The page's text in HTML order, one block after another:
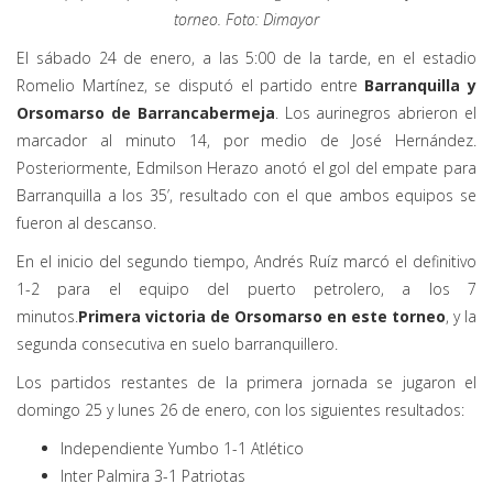
torneo. Foto: Dimayor
El sábado 24 de enero, a las 5:00 de la tarde, en el estadio
Romelio Martínez, se disputó el partido entre Barranquilla y
Orsomarso de Barrancabermeja. Los aurinegros abrieron el
marcador al minuto 14, por medio de José Hernández.
Posteriormente, Edmilson Herazo anotó el gol del empate para
Barranquilla a los 35’, resultado con el que ambos equipos se
fueron al descanso.
En el inicio del segundo tiempo, Andrés Ruíz marcó el definitivo
1-2 para el equipo del puerto petrolero, a los 7
minutos.Primera victoria de Orsomarso en este torneo, y la
segunda consecutiva en suelo barranquillero.
Los partidos restantes de la primera jornada se jugaron el
domingo 25 y lunes 26 de enero, con los siguientes resultados:
Independiente Yumbo 1-1 Atlético
Inter Palmira 3-1 Patriotas